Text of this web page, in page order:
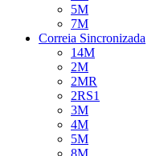
5M
7M
Correia Sincronizada
14M
2M
2MR
2RS1
3M
4M
5M
8M